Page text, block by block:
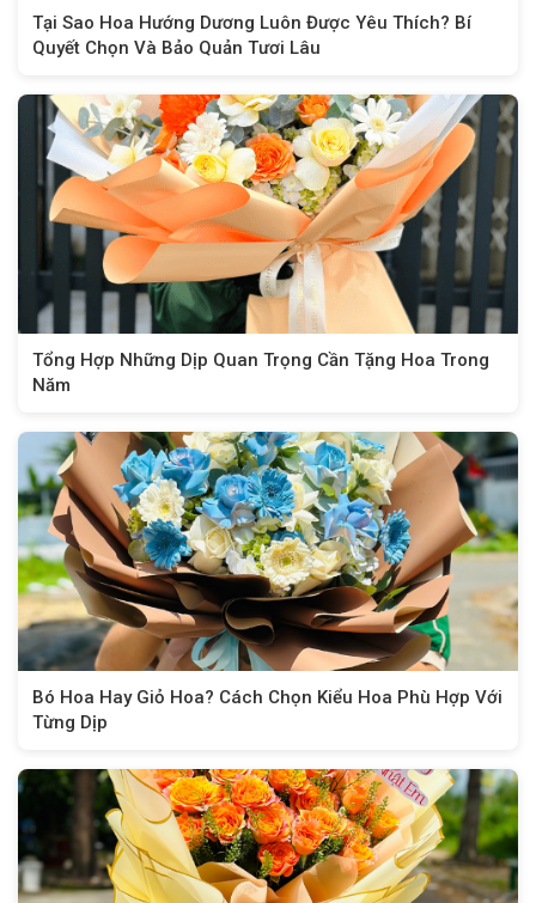
Tại Sao Hoa Hướng Dương Luôn Được Yêu Thích? Bí
Quyết Chọn Và Bảo Quản Tươi Lâu
Tổng Hợp Những Dịp Quan Trọng Cần Tặng Hoa Trong
Năm
Bó Hoa Hay Giỏ Hoa? Cách Chọn Kiểu Hoa Phù Hợp Với
Từng Dịp